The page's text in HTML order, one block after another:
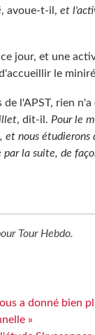
, avoue-t-il, et
jour, et une
le
l'APST, rien n'a
, dit-il. Pour le
et nous étudierons
la suite, de
Tour Hebdo.
a donné bien
»